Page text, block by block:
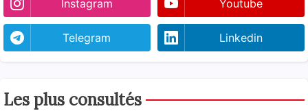
Instagram Youtube
Telegram Linkedin
Les plus consultés